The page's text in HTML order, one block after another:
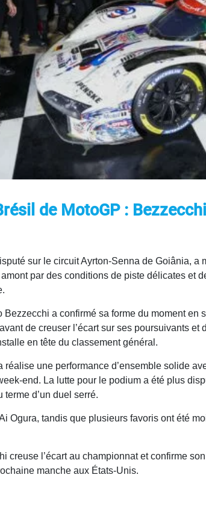
de MotoGP :
sur le circuit Ayrton-Senna de Goiânia,
par des conditions de piste délicates et
Bezzecchi a confirmé sa forme du moment
de creuser l’écart sur ses poursuivants
en tête du classement général.
réalise une performance d’ensemble solide
end. La lutte pour le podium a été plus
d’un duel serré.
Ogura, tandis que plusieurs favoris ont été
creuse l’écart au championnat et confirme
manche aux États-Unis.